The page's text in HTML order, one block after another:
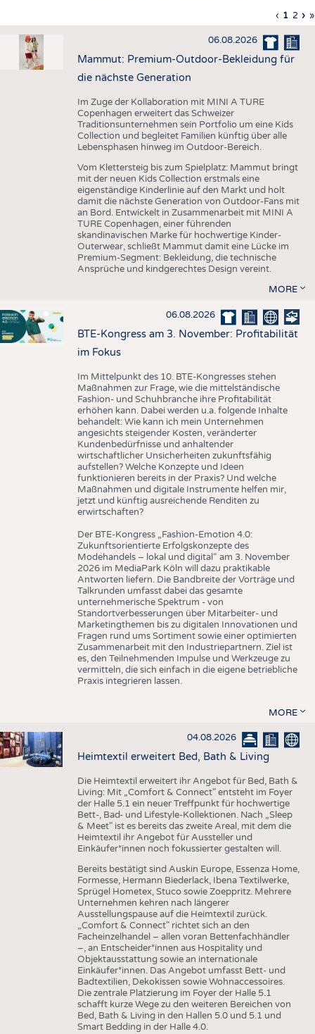
TESTS
AUSSCHREIBUNGEN
DTV AUSSCHREIBUNGSDIENST
FAKTEN
STATISTICS
ADRESSEN & LINKS
PUBLIKATIONEN
TERMINE
BRANCHENTERMINE
Seitennummerierung
Seite
‹
Seite
1 Seite
2 › »
06.08.2026
Mammut: Premium-Outdoor-Bekleidung für
die nächste Generation
Im Zuge der Kollaboration mit MINI A TURE
Copenhagen erweitert das Schweizer
Traditionsunternehmen sein Portfolio um eine Kids
Collection und begleitet Familien künftig über alle
Lebensphasen hinweg im Outdoor-Bereich.
Vom Klettersteig bis zum Spielplatz: Mammut bringt
mit der neuen Kids Collection erstmals eine
eigenständige Kinderlinie auf den Markt und holt
damit die nächste Generation von Outdoor-Fans mit
an Bord. Entwickelt in Zusammenarbeit mit MINI A
TURE Copenhagen, einer führenden
skandinavischen Marke für hochwertige Kinder-
Outerwear, schließt Mammut damit eine Lücke im
Premium-Segment: Bekleidung, die technische
Ansprüche und kindgerechtes Design vereint.
MORE
06.08.2026
BTE-Kongress am 3. November: Profitabilität
im Fokus
Im Mittelpunkt des 10. BTE-Kongresses stehen
Maßnahmen zur Frage, wie die mittelständische
Fashion- und Schuhbranche ihre Profitabilität
erhöhen kann. Dabei werden u.a. folgende Inhalte
behandelt: Wie kann ich mein Unternehmen
angesichts steigender Kosten, veränderter
Kundenbedürfnisse und anhaltender
wirtschaftlicher Unsicherheiten zukunftsfähig
aufstellen? Welche Konzepte und Ideen
funktionieren bereits in der Praxis? Und welche
Maßnahmen und digitale Instrumente helfen mir,
jetzt und künftig ausreichende Renditen zu
erwirtschaften?
Der BTE-Kongress „Fashion-Emotion 4.0:
Zukunftsorientierte Erfolgskonzepte des
Modehandels – lokal und digital“ am 3. November
2026 im MediaPark Köln will dazu praktikable
Antworten liefern. Die Bandbreite der Vorträge und
Talkrunden umfasst dabei das gesamte
unternehmerische Spektrum - von
Standortverbesserungen über Mitarbeiter- und
Marketingthemen bis zu digitalen Innovationen und
Fragen rund ums Sortiment sowie einer optimierten
Zusammenarbeit mit den Industriepartnern. Ziel ist
es, den Teilnehmenden Impulse und Werkzeuge zu
vermitteln, die sich einfach in die eigene betriebliche
Praxis integrieren lassen.
MORE
04.08.2026
Heimtextil erweitert Bed, Bath & Living
Die Heimtextil erweitert ihr Angebot für Bed, Bath &
Living: Mit „Comfort & Connect" entsteht im Foyer
der Halle 5.1 ein neuer Treffpunkt für hochwertige
Bett-, Bad- und Lifestyle-Kollektionen. Nach „Sleep
& Meet" ist es bereits das zweite Areal, mit dem die
Heimtextil ihr Angebot für Aussteller und
Einkäufer*innen noch fokussierter gestalten will.
Bereits bestätigt sind Auskin Europe, Essenza Home,
Formesse, Hermann Biederlack, Ibena Textilwerke,
Sprügel Hometex, Stuco sowie Zoeppritz. Mehrere
Unternehmen kehren nach längerer
Ausstellungspause auf die Heimtextil zurück.
„Comfort & Connect" richtet sich an den
Facheinzelhandel – allen voran Bettenfachhändler
–, an Entscheider*innen aus Hospitality und
Objektausstattung sowie an internationale
Einkäufer*innen. Das Angebot umfasst Bett- und
Badtextilien, Dekokissen sowie Wohnaccessoires.
Die zentrale Platzierung im Foyer der Halle 5.1
schafft kurze Wege zu den weiteren Bereichen von
Bed, Bath & Living in den Hallen 5.0 und 5.1 und
Smart Bedding in der Halle 4.0.